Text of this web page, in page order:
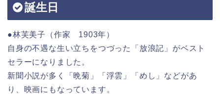
誕生日
●林芙美子（作家 1903年）
自身の不遇な生い立ちをつづった「放浪記」がベスト
セラーになりました。
新聞小説が多く「晩菊」「浮雲」「めし」などがあ
り、映画にもなっています。